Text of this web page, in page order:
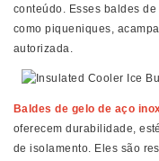
conteúdo. Esses baldes
como piqueniques,
autorizada.
Baldes de gelo de aço
oferecem durabilidade,
de isolamento. Eles são